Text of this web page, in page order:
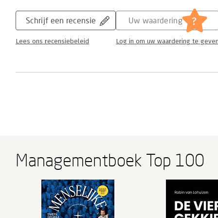
Schrijf een recensie
Lees ons recensiebeleid
Uw waardering ?
Log in om uw waardering te
Managementboek Top 100